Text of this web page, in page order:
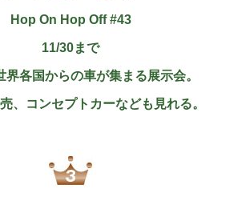
Hop On Hop Off #43
11/30まで
界各国からの車が集まる展示会。
、コンセプトカーなども見れる。